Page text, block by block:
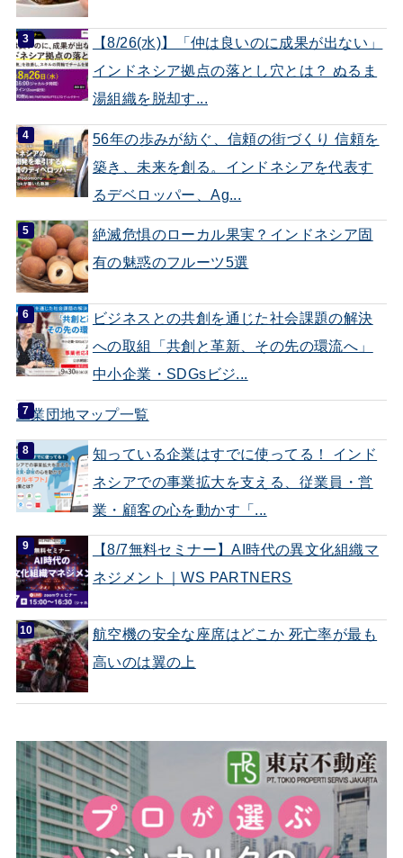
【8/26(水)】「仲は良いのに成果が出ない」
インドネシア拠点の落とし穴とは？ ぬるま
湯組織を脱却す...
56年の歩みが紡ぐ、信頼の街づくり 信頼を
築き、未来を創る。インドネシアを代表す
るデベロッパー、Ag...
絶滅危惧のローカル果実？インドネシア固
有の魅惑のフルーツ5選
ビジネスとの共創を通じた社会課題の解決
への取組「共創と革新、その先の環流へ」
中小企業・SDGsビジ...
工業団地マップ一覧
知っている企業はすでに使ってる！ インド
ネシアでの事業拡大を支える、従業員・営
業・顧客の心を動かす「...
【8/7無料セミナー】AI時代の異文化組織マ
ネジメント｜WS PARTNERS
航空機の安全な座席はどこか 死亡率が最も
高いのは翼の上